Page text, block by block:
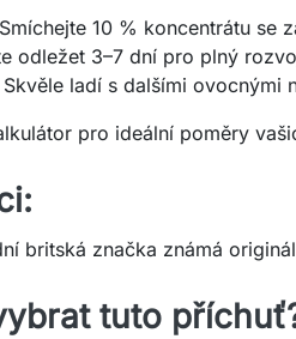
Smíchejte 10 % koncentrátu se
odležet 3–7 dní pro plný
Skvěle ladí s dalšími ovocnými
pro ideální poměry
britská značka známá
tuto